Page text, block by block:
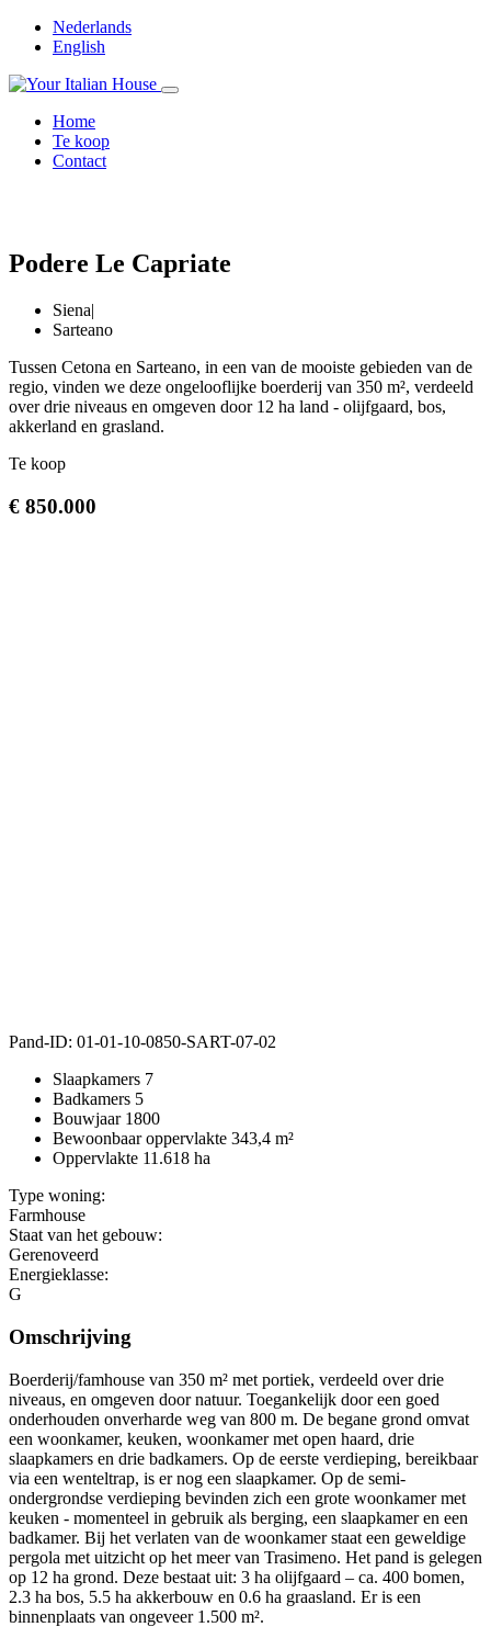
Nederlands
English
Home
Te koop
Contact
Podere Le Capriate
Siena|
Sarteano
Tussen Cetona en Sarteano, in een van de mooiste gebieden van de
regio, vinden we deze ongelooflijke boerderij van 350 m², verdeeld
over drie niveaus en omgeven door 12 ha land - olijfgaard, bos,
akkerland en grasland.
Te koop
€ 850.000
Pand-ID: 01-01-10-0850-SART-07-02
Slaapkamers 7
Badkamers 5
Bouwjaar 1800
Bewoonbaar oppervlakte 343,4 m²
Oppervlakte 11.618 ha
Type woning:
Farmhouse
Staat van het gebouw:
Gerenoveerd
Energieklasse:
G
Omschrijving
Boerderij/famhouse van 350 m² met portiek, verdeeld over drie
niveaus, en omgeven door natuur. Toegankelijk door een goed
onderhouden onverharde weg van 800 m. De begane grond omvat
een woonkamer, keuken, woonkamer met open haard, drie
slaapkamers en drie badkamers. Op de eerste verdieping, bereikbaar
via een wenteltrap, is er nog een slaapkamer. Op de semi-
ondergrondse verdieping bevinden zich een grote woonkamer met
keuken - momenteel in gebruik als berging, een slaapkamer en een
badkamer. Bij het verlaten van de woonkamer staat een geweldige
pergola met uitzicht op het meer van Trasimeno. Het pand is gelegen
op 12 ha grond. Deze bestaat uit: 3 ha olijfgaard – ca. 400 bomen,
2.3 ha bos, 5.5 ha akkerbouw en 0.6 ha graasland. Er is een
binnenplaats van ongeveer 1.500 m².